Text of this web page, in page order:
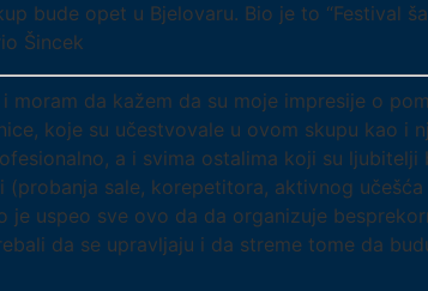
bude opet u Bjelovaru. Bio je to “Festival
Šincek
da kažem da su moje impresije o
koje su učestvovale u ovom skupu kao i
a i svima ostalima koji su ljubitelji
sale, korepetitora, aktivnog
uspeo sve ovo da da organizuje
da se upravljaju i da streme tome da